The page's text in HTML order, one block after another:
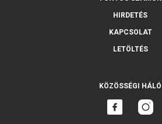
HIRDETÉS
KAPCSOLAT
LETÖLTÉS
KÖZÖSSÉGI HÁLÓ